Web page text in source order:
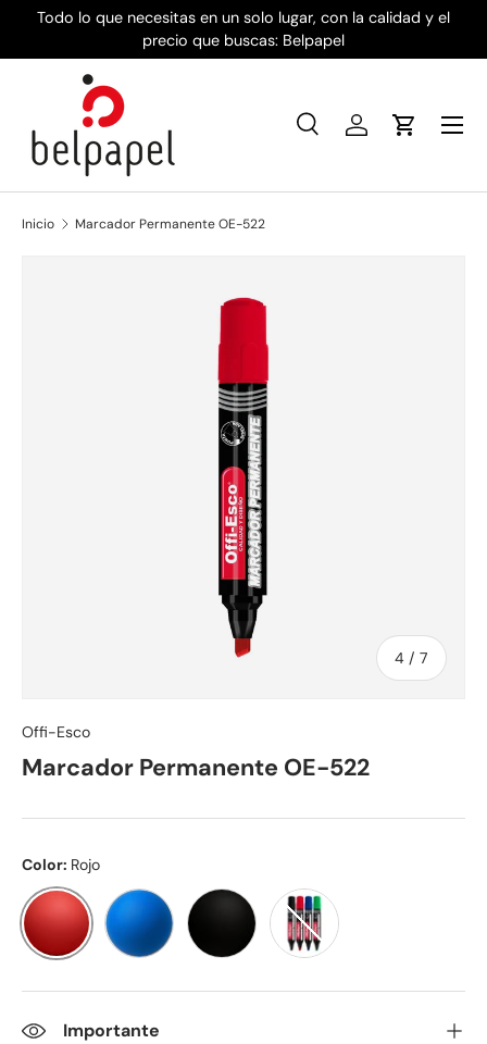
Ir al contenido
Todo lo que necesitas en un solo lugar, con la calidad y el
precio que buscas: Belpapel
Buscar
Tipo de producto
BuscarIniciar sesión
Carrito
Menú
Inicio Marcador Permanente OE-522
4 / de
7
Offi-Esco
Marcador Permanente OE-522
Color: Rojo
Rojo Azul Negro Surtido OE-522
Importante